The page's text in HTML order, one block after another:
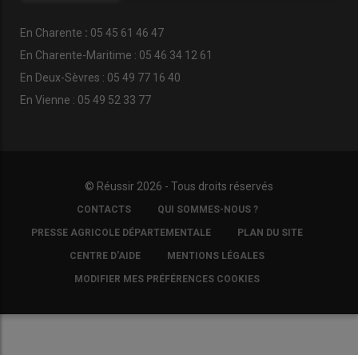
En Charente : 05 45 61 46 47
En Charente-Maritime : 05 46 34 12 61
En Deux-Sèvres : 05 49 77 16 40
En Vienne : 05 49 52 33 77
© Réussir 2026 - Tous droits réservés
COPYRIGHTCONTACTS QUI SOMMES-NOUS ?
PRESSE AGRICOLE DÉPARTEMENTALE PLAN DU SITE
CENTRE D'AIDE MENTIONS LÉGALES
MODIFIER MES PRÉFÉRENCES COOKIES